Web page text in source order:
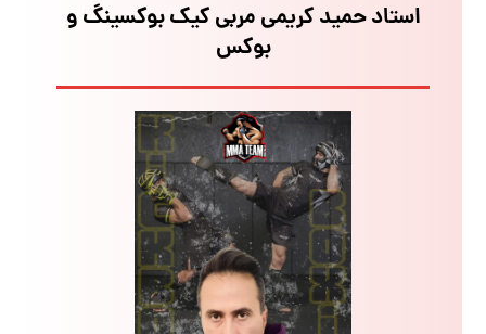
استاد حمید کریمی مربی کیک بوکسینگ و
بوکس